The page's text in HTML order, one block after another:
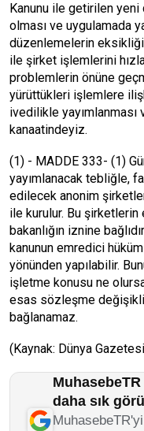
Kanunu ile getirilen yeni
olması ve uygulamada
düzenlemelerin
ile şirket işlemlerini
problemlerin önüne
yürüttükleri işlemlere
ivedilikle
kanaatindeyiz.
(1) - MADDE 333- (1)
yayımlanacak tebliğle,
edilecek anonim
ile kurulur. Bu
bakanlığın iznine
kanunun emredici
yönünden yapılabilir.
işletme konusu ne
esas sözleşme
bağlanamaz.
(Kaynak: Dünya
daha sık